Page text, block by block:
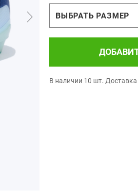
ВЫБРАТЬ РАЗМЕР
В наличии 10 шт. Доставка